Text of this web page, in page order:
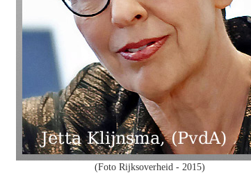
(Foto Rijksoverheid - 2015)